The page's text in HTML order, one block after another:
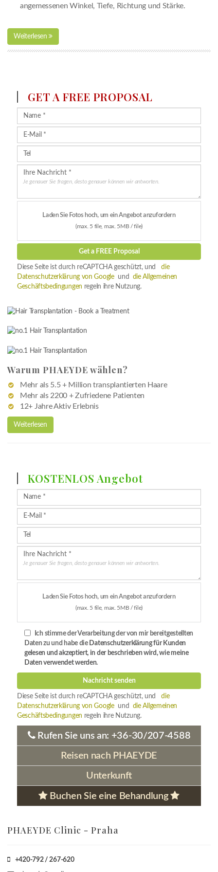
angemessenen Winkel, Tiefe, Richtung und Stärke.
Weiterlesen
GET A FREE PROPOSAL
Je genauer Sie fragen, desto genauer können wir antworten.
Laden Sie Fotos hoch, um ein Angebot anzufordern
(max. 5 file, max. 5MB / file)
Get a FREE Proposal
Diese Seite ist durch reCAPTCHA geschützt, und
die
Datenschutzerklärung von Googleund die Allgemeinen
Geschäftsbedingungen regeln ihre Nutzung.
Warum PHAEYDE wählen?
Mehr als 5.5 + Million transplantierten Haare
Mehr als 2200 + Zufriedene Patienten
12+ Jahre Aktiv Erlebnis
Weiterlesen
KOSTENLOS Angebot
Je genauer Sie fragen, desto genauer können wir antworten.
Laden Sie Fotos hoch, um ein Angebot anzufordern
(max. 5 file, max. 5MB / file)
Ich stimme der Verarbeitung der von mir bereitgestellten
Daten zu und habe die Datenschutzerklärung für Kunden
gelesen und akzeptiert, in der beschrieben wird, wie meine
Daten verwendet werden.
Nachricht senden
Diese Seite ist durch reCAPTCHA geschützt, und
die
Datenschutzerklärung von Googleund die Allgemeinen
Geschäftsbedingungen regeln ihre Nutzung.
Rufen Sie uns an: +36-30/207-4588
Reisen nach PHAEYDE
Unterkunft
Buchen Sie eine Behandlung
PHAEYDE Clinic - Praha
+420-792 / 267-620